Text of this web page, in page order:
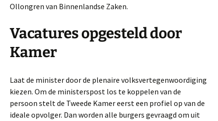
Ollongren van Binnenlandse Zaken.
Vacatures opgesteld door
Kamer
Laat de minister door de plenaire volksvertegenwoordiging
kiezen. Om de ministerspost los te koppelen van de
persoon stelt de Tweede Kamer eerst een profiel op van de
ideale opvolger. Dan worden alle burgers gevraagd om uit